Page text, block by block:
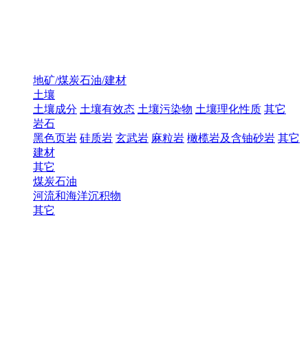
地矿/煤炭石油/建材
土壤
土壤成分 土壤有效态 土壤污染物 土壤理化性质 其它
岩石
黑色页岩 硅质岩 玄武岩 麻粒岩 橄榄岩及含铀砂岩 其它
建材
其它
煤炭石油
河流和海洋沉积物
其它